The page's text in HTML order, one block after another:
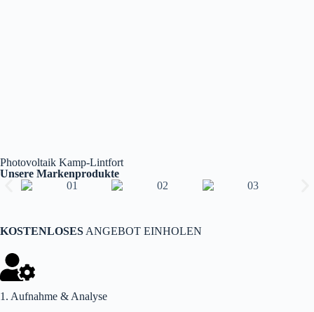
Photovoltaik Kamp-Lintfort
Unsere Markenprodukte
KOSTENLOSES ANGEBOT EINHOLEN
1. Aufnahme & Analyse